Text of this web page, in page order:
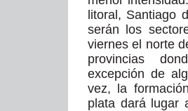
litoral, Santiago
serán los
viernes el norte
provincias
excepción de
vez, la
plata dará lugar